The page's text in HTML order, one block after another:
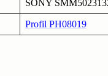
SONY
Profil PH08019